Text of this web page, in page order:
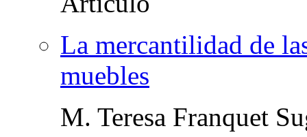
La mercantilidad de
muebles
M. Teresa Franquet